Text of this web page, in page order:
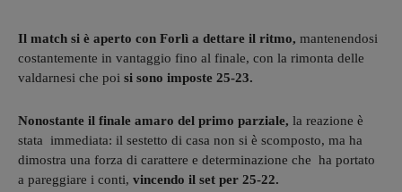
Il match si è aperto con Forlì a dettare il ritmo, mantenendosi
costantemente in vantaggio fino al finale, con la rimonta delle
valdarnesi che poi si sono imposte 25-23.
Nonostante il finale amaro del primo parziale, la reazione è
stata immediata: il sestetto di casa non si è scomposto, ma ha
dimostra una forza di carattere e determinazione che ha portato
a pareggiare i conti, vincendo il set per 25-22.